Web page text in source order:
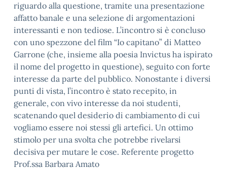
riguardo alla questione, tramite una presentazione
affatto banale e una selezione di argomentazioni
interessanti e non tediose. L’incontro si è concluso
con uno spezzone del film “Io capitano” di Matteo
Garrone (che, insieme alla poesia Invictus ha ispirato
il nome del progetto in questione), seguito con forte
interesse da parte del pubblico. Nonostante i diversi
punti di vista, l’incontro è stato recepito, in
generale, con vivo interesse da noi studenti,
scatenando quel desiderio di cambiamento di cui
vogliamo essere noi stessi gli artefici. Un ottimo
stimolo per una svolta che potrebbe rivelarsi
decisiva per mutare le cose. Referente progetto
Prof.ssa Barbara Amato